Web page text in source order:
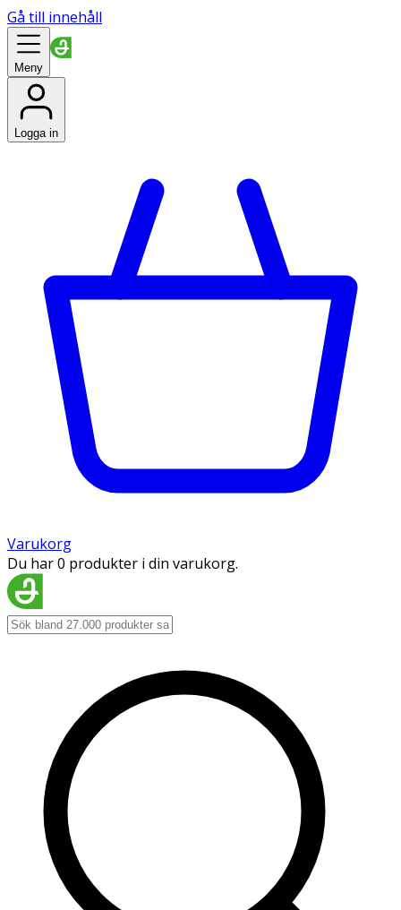
Gå till innehåll
Meny
Logga in
Varukorg
Du har 0 produkter i din varukorg.